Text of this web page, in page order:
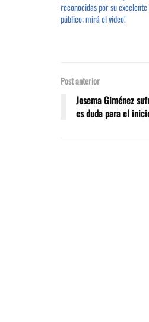
reconocidas por su
público; mirá el video!
Post anterior
Josema Giménez
es duda para el